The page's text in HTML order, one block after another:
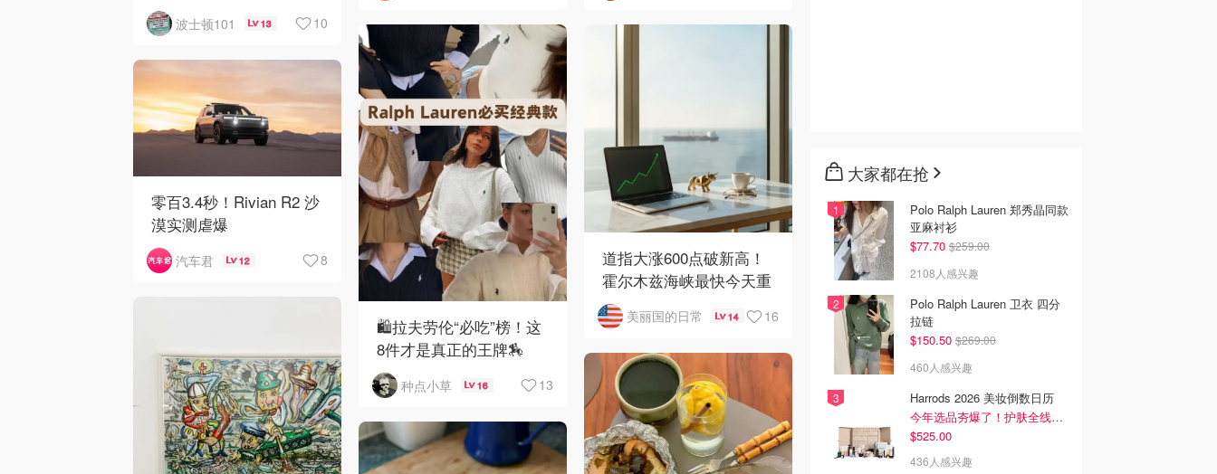
波士顿101 13 10
🛍️拉夫劳伦“必吃”榜！这
8件才是真正的王牌🏇
种点小草 16 13
道指大涨600点破新高！
霍尔木兹海峡最快今天重
开
美丽国的日常 14 16
零百3.4秒！Rivian R2 沙
漠实测虐爆
汽车君 12 8
大家都在抢
Polo Ralph Lauren 郑秀晶同款
亚麻衬衫
$77.70 $259.00
2108人感兴趣
Polo Ralph Lauren 卫衣 四分
拉链
$150.50 $269.00
460人感兴趣
Harrods 2026 美妆倒数日历
今年选品夯爆了！护肤全线都很绝
$525.00
436人感兴趣